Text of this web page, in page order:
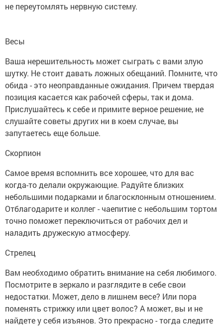
не переутомлять нервную систему.
Весы
Ваша нерешительность может сыграть с вами злую
шутку. Не стоит давать ложных обещаний. Помните, что
обида - это неоправданные ожидания. Причем твердая
позиция касается как рабочей сферы, так и дома.
Прислушайтесь к себе и примите верное решение, не
слушайте советы других ни в коем случае, вы
запутаетесь еще больше.
Скорпион
Самое время вспомнить все хорошее, что для вас
когда-то делали окружающие. Радуйте близких
небольшими подарками и благосклонным отношением.
Отблагодарите и коллег - чаепитие с небольшим тортом
точно поможет переключиться от рабочих дел и
наладить дружескую атмосферу.
Стрелец
Вам необходимо обратить внимание на себя любимого.
Посмотрите в зеркало и разглядите в себе свои
недостатки. Может, дело в лишнем весе? Или пора
поменять стрижку или цвет волос? А может, вы и не
найдете у себя изъянов. Это прекрасно - тогда следите